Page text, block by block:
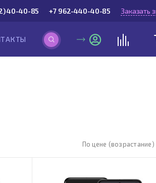
40-40-85 +7 962-440-40-85 Заказать
По цене (возрастание)